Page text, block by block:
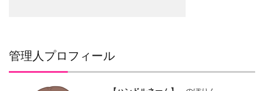
管理人プロフィール